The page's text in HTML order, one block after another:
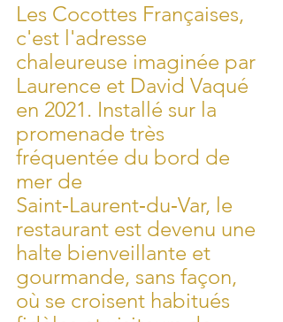
Les Cocottes Françaises,
c'est l'adresse
chaleureuse imaginée par
Laurence et David Vaqué
en 2021. Installé sur la
promenade très
fréquentée du bord de
mer de
Saint‑Laurent‑du‑Var, le
restaurant est devenu une
halte bienveillante et
gourmande, sans façon,
où se croisent habitués